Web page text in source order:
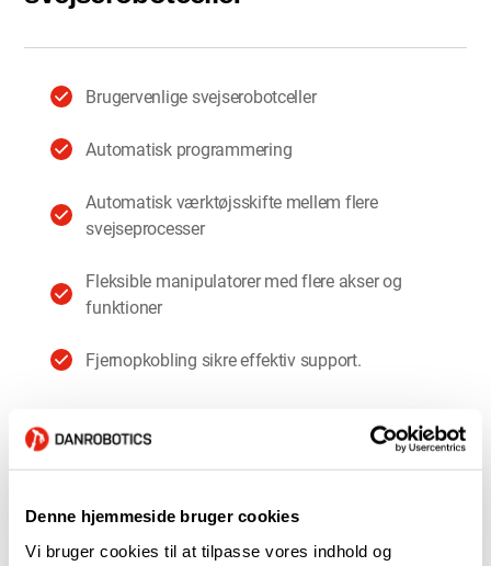
Denne hjemmeside bruger cookies
Vi bruger cookies til at tilpasse vores indhold og
Brugervenlige svejserobotceller
Automatisk programmering
Automatisk værktøjsskifte mellem flere
svejseprocesser
Fleksible manipulatorer med flere akser og
funktioner
Fjernopkobling sikre effektiv support.